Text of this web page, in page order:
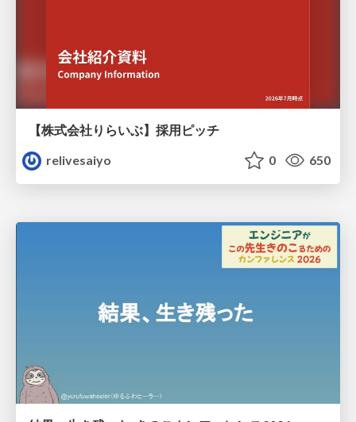
【株式会社りらいぶ】採用ピッチ
relivesaiyo
0 650